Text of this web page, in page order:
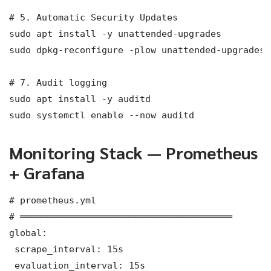
# 5. Automatic Security Updates
sudo apt install -y unattended-upgrades
sudo dpkg-reconfigure -plow unattended-upgrades
# 7. Audit logging
sudo apt install -y auditd
sudo systemctl enable --now auditd
Monitoring Stack — Prometheus
+ Grafana
# prometheus.yml
# ═══════════════════════════════════════
global:
scrape_interval: 15s
evaluation_interval: 15s